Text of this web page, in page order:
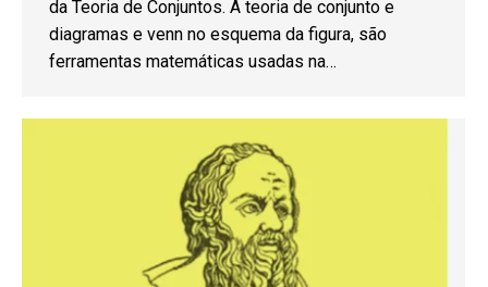
da Teoria de Conjuntos. A teoria de conjunto e
diagramas e venn no esquema da figura, são
ferramentas matemáticas usadas na…